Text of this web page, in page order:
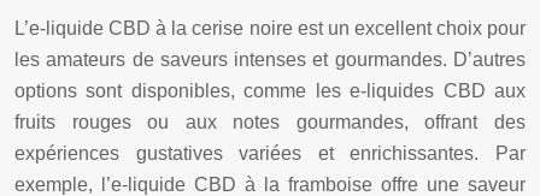
L’e-liquide CBD à la cerise noire est un excellent choix pour
les amateurs de saveurs intenses et gourmandes. D’autres
options sont disponibles, comme les e-liquides CBD aux
fruits rouges ou aux notes gourmandes, offrant des
expériences gustatives variées et enrichissantes. Par
exemple, l’e-liquide CBD à la framboise offre une saveur